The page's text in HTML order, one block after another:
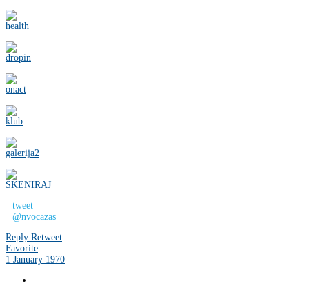
tweet
@nvocazas
Reply Retweet
Favorite
1 January 1970